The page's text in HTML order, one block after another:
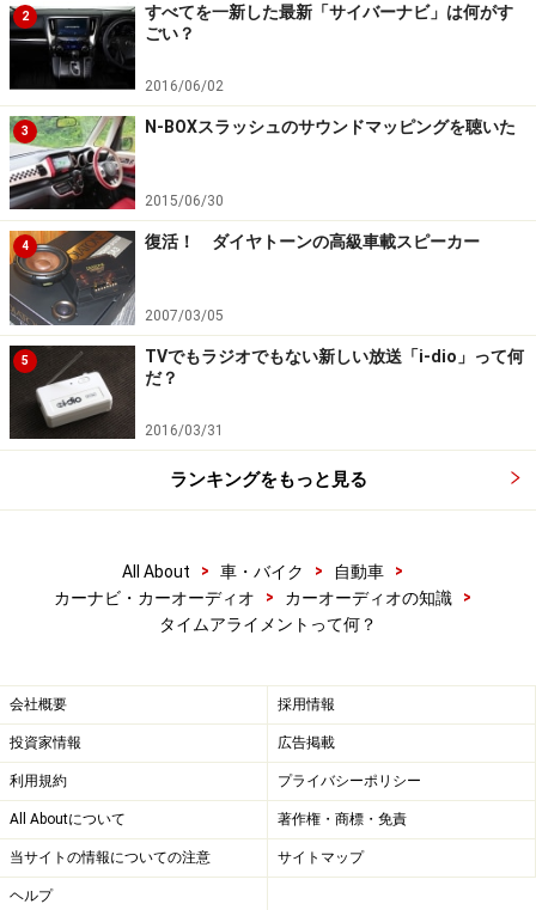
元々は高級機だけの機能が一般化
このタイムアライメント機能、元々はカロッツェリアの
最上級カーオーディオ“ｘシリーズ”やアルパイン
の“F#1Status”のようなハイエンドシステムだけに採用さ
れていた。しかし今では、10万円以下のCDレシーバーに
も搭載しているし、カーナビにも採用されていたりす
る。また、そのようなモデルの中には、自動的にタイム
アライメント調整できるものもある。
カロッツェリアDEH-P910。オートタイムアライメント
機能を搭載
デッキをDEH-P910に、スピーカーをドイツのメーカ
588C（5万8,800円）に入れ替えて、まずは音楽を聴いて
みたところ、純正システムよりはだいぶマシになったも
のの、高域の音が少し耳につく感じだった。これは、ド
ア下部に装着されたウーファーよりも、ドアオープナー
近くにあるトゥイーターのほうがリスナーの耳に近いた
め、トゥイーターの音がウーファーの音よりも早くリス
ナーの耳に届くことに起因すると思われる。
2
すべてを一新した最新「サイバーナビ」は何がす
ごい？
2016/06/02
3 N-BOXスラッシュのサウンドマッピングを聴いた
2015/06/30
4 復活！ ダイヤトーンの高級車載スピーカー
2007/03/05
5
TVでもラジオでもない新しい放送「i-dio」って何
だ？
2016/03/31
ランキングをもっと見る
All About > 車・バイク > 自動車
>
カーナビ・カーオーディオ
> カーオーディオの知識
>
タイムアライメントって何？
会社概要 採用情報
投資家情報 広告掲載
利用規約 プライバシーポリシー
All Aboutについて 著作権・商標・免責
当サイトの情報についての注意 サイトマップ
ヘルプ